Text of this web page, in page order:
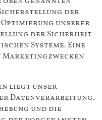
der
unserer
der Sicherheit
Systeme. Eine
Marketingzwecken
liegt unser
Datenverarbeitung.
und die